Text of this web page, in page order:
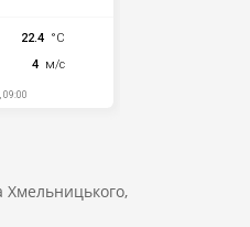
Хмельницького,